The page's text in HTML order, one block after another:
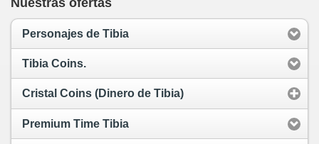
Personajes de Tibia
Tibia Coins.
Cristal Coins (Dinero de Tibia)
Premium Time Tibia